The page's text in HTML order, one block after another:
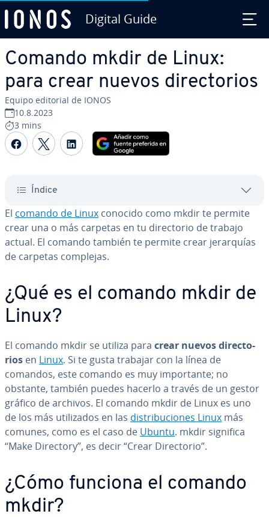
Digital Guide
Comando mkdir de Linux:
para crear nuevos di­re­c­to­rios
Equipo editorial de IONOS
10.8.2023
3 mins
Compartir Facebook
Compartir Twitter
Compartir LinkedIn
Índice
El comando de Linux conocido como mkdir te permite
crear una o más carpetas en tu di­re­c­to­rio de trabajo
actual. El comando también te permite crear je­ra­r­quías
de carpetas complejas.
¿Qué es el comando mkdir de
Linux?
El comando mkdir se utiliza para crear nuevos di­re­c­to­
rios en Linux. Si te gusta trabajar con la línea de
comandos, este comando es muy im­po­r­ta­n­te; no
obstante, también puedes hacerlo a través de un gestor
gráfico de archivos. El comando mkdir de Linux es uno
de los más uti­li­za­dos en las di­s­tri­bu­cio­nes Linux más
comunes, como es el caso de Ubuntu. mkdir significa
“Make Directory”, es decir “Crear Di­re­c­to­rio”.
¿Cómo funciona el comando
mkdir?